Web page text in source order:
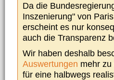
Da die
Inszenierung" von
erscheint es nur
auch die Transparenz
Wir haben deshalb
Auswertungen mehr
für eine halbwegs